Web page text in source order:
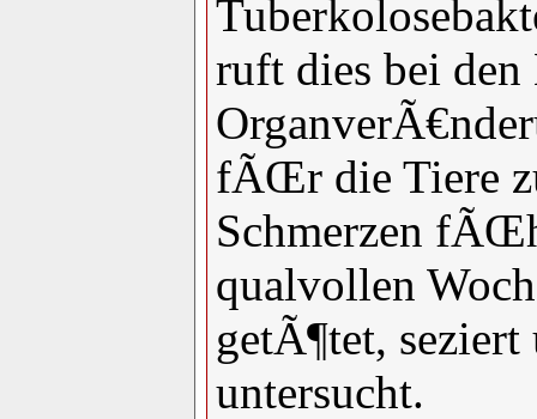
ruft dies bei den
fÃŒr die Tiere
Schmerzen
qualvollen
getÃ¶tet, seziert
untersucht.